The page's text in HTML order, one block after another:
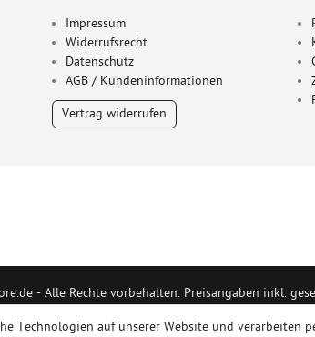
Impressum
Widerrufsrecht
Datenschutz
AGB / Kundeninformationen
Vertrag widerrufen
- Alle Rechte vorbehalten. Preisangaben inkl.
Komplettanlagen, Rennsportanlagen,
Technologien auf unserer Website und verarbeiten